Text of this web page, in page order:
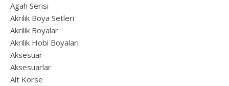
Agah Serisi
Akrilik Boya Setleri
Akrilik Boyalar
Akrilik Hobi Boyaları
Aksesuar
Aksesuarlar
Alt Korse